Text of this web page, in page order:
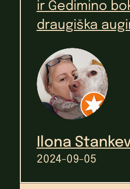
ir Gedimino
draugiška
Ilona
2024-09-05